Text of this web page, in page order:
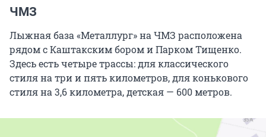
ЧМЗ
Лыжная база «Металлург» на ЧМЗ расположена
рядом с Каштакским бором и Парком Тищенко.
Здесь есть четыре трассы: для классического
стиля на три и пять километров, для конькового
стиля на 3,6 километра, детская — 600 метров.